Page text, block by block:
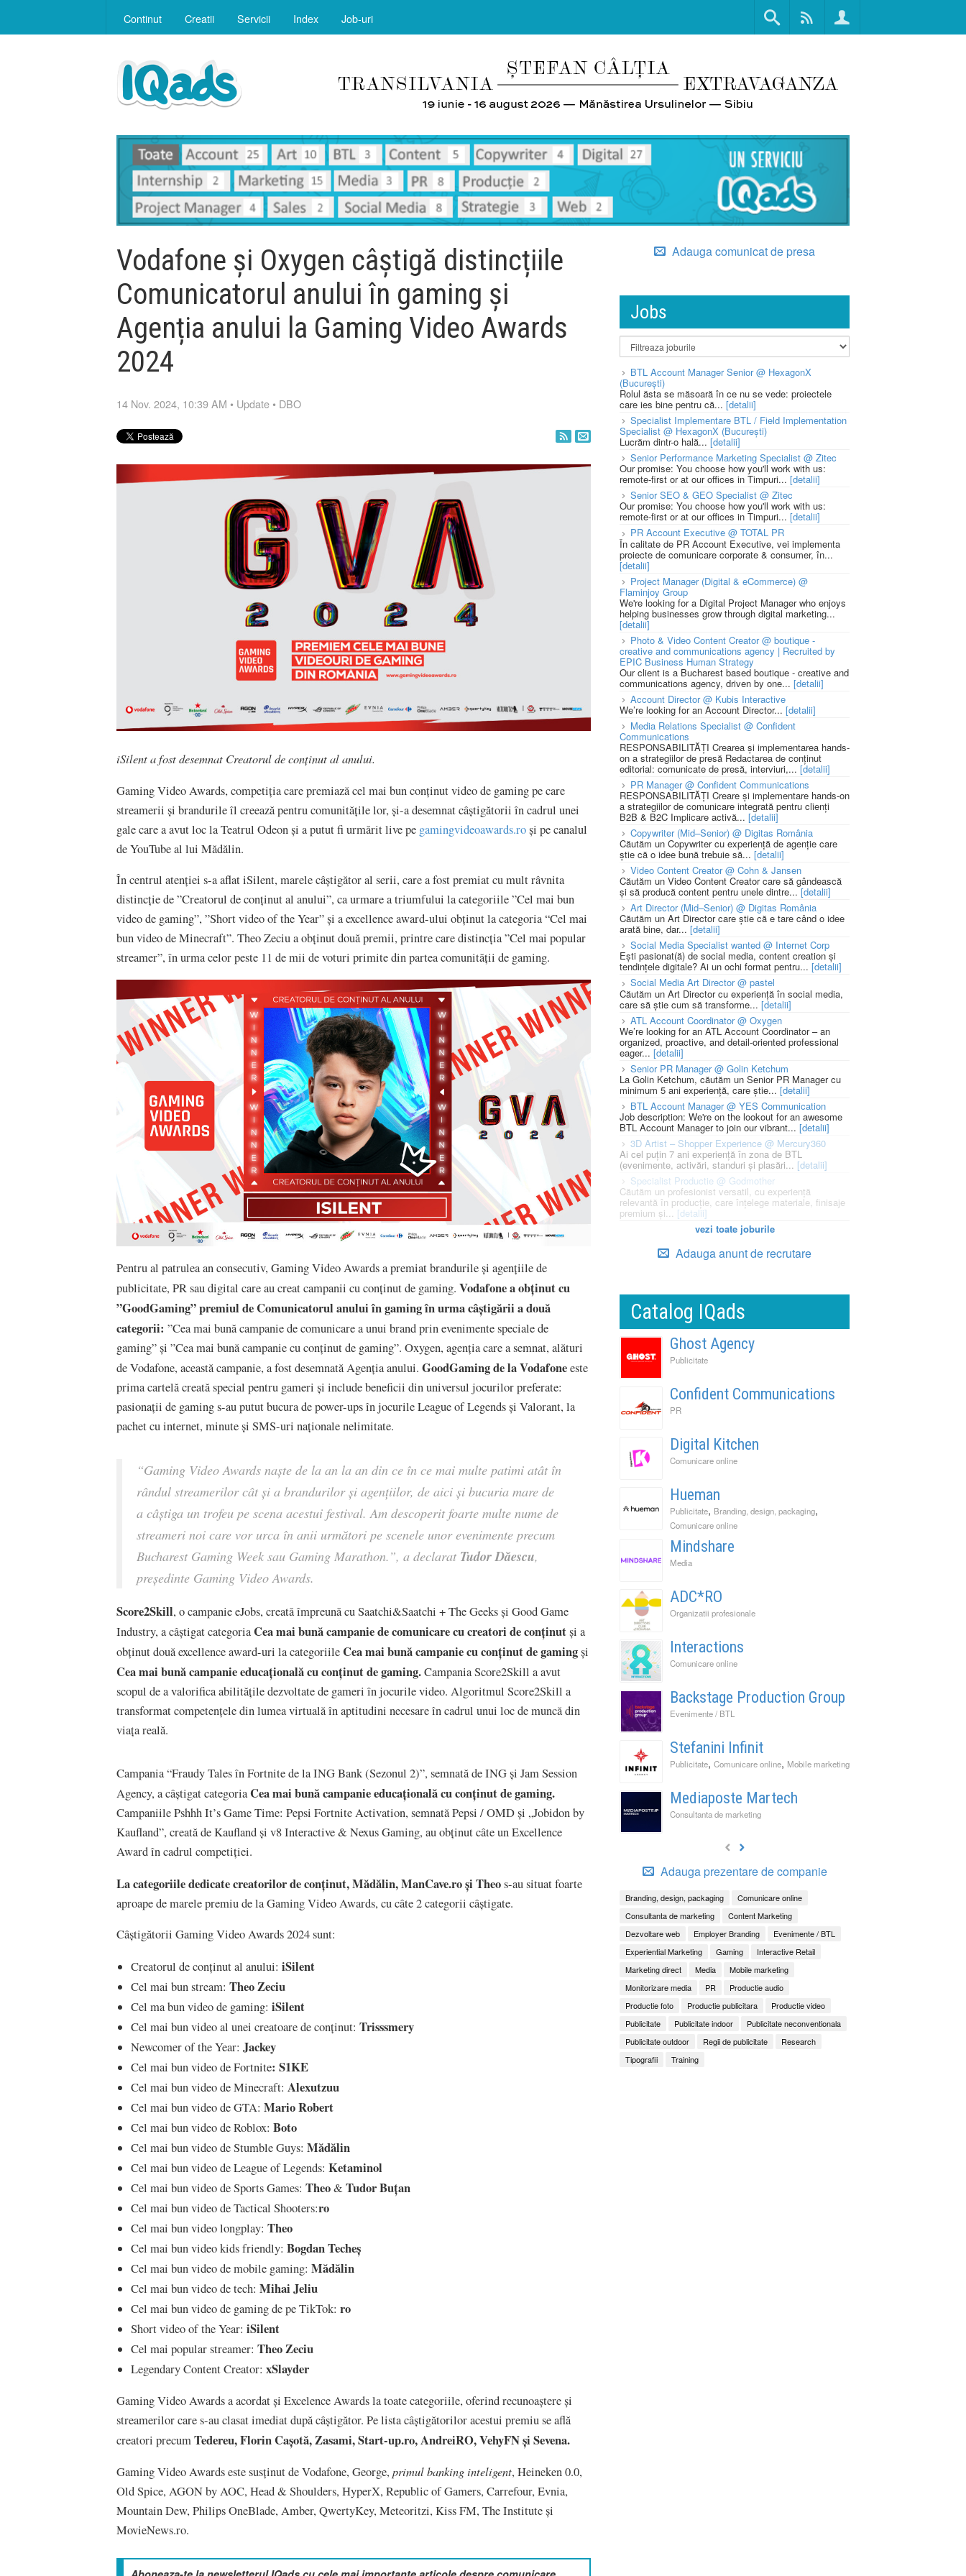
Continut Creatii Servicii Index Job-uri
Vodafone și Oxygen câștigă distincțiile
Comunicatorul anului în gaming și
Agenția anului la Gaming Video Awards
2024
14 Nov. 2024, 10:39 AM • Update • DBO
iSilent a fost desemnat Creatorul de conținut al anului.
Gaming Video Awards, competiția care premiază cel mai bun conținut video de gaming pe care
streamerii și brandurile îl creează pentru comunitățile lor, și-a desemnat câștigătorii în cadrul unei
gale care a avut loc la Teatrul Odeon și a putut fi urmărit live pe gamingvideoawards.roși pe canalul
de YouTube al lui Mădălin.
În centrul atenției s-a aflat iSilent, marele câștigător al serii, care a fost premiat cu mult râvnita
distincție de ”Creatorul de conținut al anului”, ca urmare a triumfului la categoriile ”Cel mai bun
video de gaming”, ”Short video of the Year” și a excellence award-ului obținut la categoria “Cel mai
bun video de Minecraft”. Theo Zeciu a obținut două premii, printre care distincția ”Cel mai popular
streamer”, în urma celor peste 11 de mii de voturi primite din partea comunității de gaming.
Pentru al patrulea an consecutiv, Gaming Video Awards a premiat brandurile și agențiile de
publicitate, PR sau digital care au creat campanii cu conținut de gaming. Vodafonea obținut cu
”GoodGaming” premiul de Comunicatorul anului în gaming în urma câștigării a două
categorii: ”Cea mai bună campanie de comunicare a unui brand prin evenimente speciale de
gaming” și ”Cea mai bună campanie cu conținut de gaming”. Oxygen, agenția care a semnat, alături
de Vodafone, această campanie, a fost desemnată Agenția anului. GoodGaming de la Vodafoneeste
prima cartelă creată special pentru gameri și include beneficii din universul jocurilor preferate:
pasionații de gaming s-au putut bucura de power-ups în jocurile League of Legends și Valorant, la
pachet cu internet, minute și SMS-uri naționale nelimitate.
“Gaming Video Awards naște de la an la an din ce în ce mai multe patimi atât în
rândul streamerilor cât și a brandurilor și agențiilor, de aici și bucuria mare de
a câștiga un trofeu pe scena acestui festival. Am descoperit foarte multe nume de
streameri noi care vor urca în anii următori pe scenele unor evenimente precum
Bucharest Gaming Week sau Gaming Marathon.”, a declarat Tudor Dăescu,
președinte Gaming Video Awards.
Score2Skill, o campanie eJobs, creată împreună cu Saatchi&Saatchi + The Geeks și Good Game
Industry, a câștigat categoriaCea mai bună campanie de comunicare cu creatori de conținutși a
obținut două excellence award-uri la categoriileCea mai bună campanie cu conținut de gamingși
Cea mai bună campanie educațională cu conținut de gaming.Campania Score2Skill a avut
scopul de a valorifica abilitățile dezvoltate de gameri în jocurile video. Algoritmul Score2Skill a
transformat competențele din lumea virtuală în aptitudini necesare în cadrul unui loc de muncă din
viața reală.
Campania “Fraudy Tales în Fortnite de la ING Bank (Sezonul 2)”, semnată de ING și Jam Session
Agency, a câștigat categoriaCea mai bună campanie educațională cu conținut de gaming.
Campaniile Pshhh It’s Game Time: Pepsi Fortnite Activation, semnată Pepsi / OMD și „Jobidon by
Kaufland”, creată de Kaufland și v8 Interactive & Nexus Gaming, au obținut câte un Excellence
Award în cadrul competiției.
La categoriile dedicate creatorilor de conținut, Mădălin, ManCave.ro și Theos-au situat foarte
aproape de marele premiu de la Gaming Video Awards, cu câte 2 categorii câștigate.
Câștigătorii Gaming Video Awards 2024 sunt:
Creatorul de conținut al anului: iSilent
Cel mai bun stream: Theo Zeciu
Cel ma bun video de gaming: iSilent
Cel mai bun video al unei creatoare de conținut: Trisssmery
Newcomer of the Year: Jackey
Cel mai bun video de Fortnite: S1KE
Cel mai bun video de Minecraft: Alexutzuu
Cel mai bun video de GTA: Mario Robert
Cel mai bun video de Roblox: Boto
Cel mai bun video de Stumble Guys: Mădălin
Cel mai bun video de League of Legends: Ketaminol
Cel mai bun video de Sports Games: Theo&Tudor Buțan
Cel mai bun video de Tactical Shooters:ro
Cel mai bun video longplay: Theo
Cel mai bun video kids friendly: Bogdan Techeș
Cel mai bun video de mobile gaming: Mădălin
Cel mai bun video de tech: Mihai Jeliu
Cel mai bun video de gaming de pe TikTok: ro
Short video of the Year: iSilent
Cel mai popular streamer: Theo Zeciu
Legendary Content Creator: xSlayder
Gaming Video Awards a acordat și Excelence Awards la toate categoriile, oferind recunoaștere și
streamerilor care s-au clasat imediat după câștigător. Pe lista câștigătorilor acestui premiu se află
creatori precumTedereu,Florin Cașotă, Zasami, Start-up.ro, AndreiRO, VehyFN și Sevena.
Gaming Video Awards este susținut de Vodafone, George, primul banking inteligent, Heineken 0.0,
Old Spice, AGON by AOC, Head & Shoulders, HyperX, Republic of Gamers, Carrefour, Evnia,
Mountain Dew, Philips OneBlade, Amber, QwertyKey, Meteoritzi, Kiss FM, The Institute și
MovieNews.ro.
Adauga comunicat de presa
Jobs
BTL Account Manager Senior @ HexagonX
(București)
Rolul ăsta se măsoară în ce nu se vede: proiectele
care ies bine pentru că... [detalii]
Specialist Implementare BTL / Field Implementation
Specialist @ HexagonX (București)
Lucrăm dintr-o hală... [detalii]
Senior Performance Marketing Specialist @ Zitec
Our promise: You choose how you'll work with us:
remote-first or at our offices in Timpuri... [detalii]
Senior SEO & GEO Specialist @ Zitec
Our promise: You choose how you'll work with us:
remote-first or at our offices in Timpuri... [detalii]
PR Account Executive @ TOTAL PR
În calitate de PR Account Executive, vei implementa
proiecte de comunicare corporate & consumer, în...
[detalii]
Project Manager (Digital & eCommerce) @
Flaminjoy Group
We're looking for a Digital Project Manager who enjoys
helping businesses grow through digital marketing...
[detalii]
Photo & Video Content Creator @ boutique -
creative and communications agency | Recruited by
EPIC Business Human Strategy
Our client is a Bucharest based boutique - creative and
communications agency, driven by one... [detalii]
Account Director @ Kubis Interactive
We’re looking for an Account Director... [detalii]
Media Relations Specialist @ Confident
Communications
RESPONSABILITĂȚI Crearea și implementarea hands-
on a strategiilor de presă Redactarea de conținut
editorial: comunicate de presă, interviuri,... [detalii]
PR Manager @ Confident Communications
RESPONSABILITĂȚI Creare și implementare hands-on
a strategiilor de comunicare integrată pentru clienți
B2B & B2C Implicare activă... [detalii]
Copywriter (Mid–Senior) @ Digitas România
Căutăm un Copywriter cu experiență de agenție care
știe că o idee bună trebuie să... [detalii]
Video Content Creator @ Cohn & Jansen
Căutăm un Video Content Creator care să gândească
și să producă content pentru unele dintre... [detalii]
Art Director (Mid–Senior) @ Digitas România
Căutăm un Art Director care știe că e tare când o idee
arată bine, dar... [detalii]
Social Media Specialist wanted @ Internet Corp
Ești pasionat(ă) de social media, content creation și
tendințele digitale? Ai un ochi format pentru... [detalii]
Social Media Art Director @ pastel
Căutăm un Art Director cu experiență în social media,
care să știe cum să transforme... [detalii]
ATL Account Coordinator @ Oxygen
We’re looking for an ATL Account Coordinator – an
organized, proactive, and detail-oriented professional
eager... [detalii]
Senior PR Manager @ Golin Ketchum
La Golin Ketchum, căutăm un Senior PR Manager cu
minimum 5 ani experiență, care știe... [detalii]
BTL Account Manager @ YES Communication
Job description: We're on the lookout for an awesome
BTL Account Manager to join our vibrant... [detalii]
3D Artist – Shopper Experience @ Mercury360
Ai cel puțin 7 ani experiență în zona de BTL
(evenimente, activări, standuri și plasări... [detalii]
Specialist Productie @ Godmother
Căutăm un profesionist versatil, cu experiență
relevantă în producție, care înțelege materiale, finisaje
premium și... [detalii]
vezi toate joburile
Adauga anunt de recrutare
Catalog IQads
Ghost Agency
Publicitate
Confident Communications
PR
Digital Kitchen
Comunicare online
Hueman
Publicitate, Branding, design, packaging,
Comunicare online
Mindshare
Media
ADC*RO
Organizatii profesionale
Interactions
Comunicare online
Backstage Production Group
Evenimente / BTL
Stefanini Infinit
Publicitate, Comunicare online, Mobile marketing
Mediaposte Martech
Consultanta de marketing
Adauga prezentare de companie
Branding, design, packaging
Comunicare online
Consultanta de marketing
Content Marketing
Dezvoltare web
Employer Branding
Evenimente / BTL
Experiential Marketing
Gaming
Interactive Retail
Marketing direct
Media
Mobile marketing
Monitorizare media
PR
Productie audio
Productie foto
Productie publicitara
Productie video
Publicitate
Publicitate indoor
Publicitate neconventionala
Publicitate outdoor
Regii de publicitate
Research
Tipografii
Training